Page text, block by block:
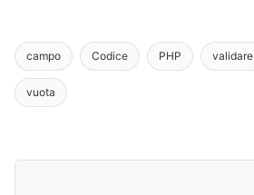
campo Codice PHP validare
vuota